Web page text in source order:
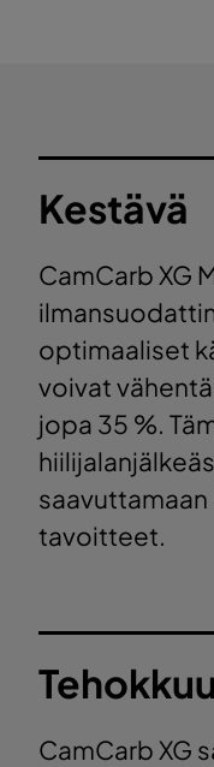
Kestävä
CamCarb XG
optimaaliset
voivat
jopa 35 %.
tavoitteet.
CamCarb XG